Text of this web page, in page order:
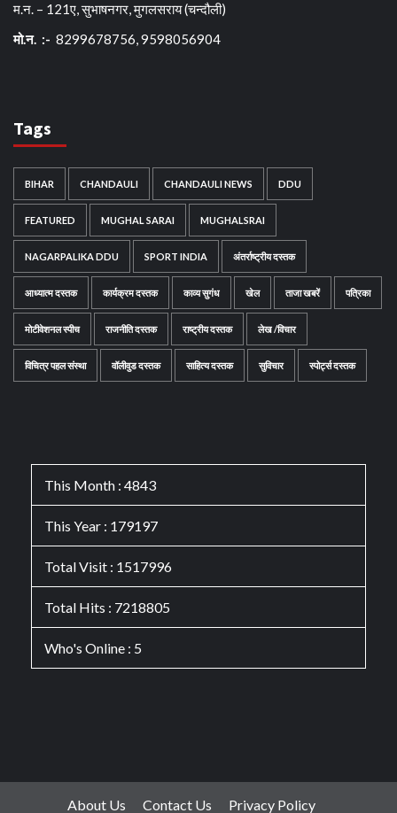
म.न. – 121ए, सुभाषनगर, मुगलसराय (चन्दौली)
मो.न. :- 8299678756, 9598056904
Tags
BIHAR CHANDAULI CHANDAULI NEWS DDU
FEATURED MUGHAL SARAI MUGHALSRAI
NAGARPALIKA DDU SPORT INDIA अंतर्राष्ट्रीय दस्तक
आध्यात्म दस्तक कार्यक्रम दस्तक काव्य सुगंध खेल ताजा खबरें पत्रिका
मोटीवेशनल स्पीच राजनीति दस्तक राष्ट्रीय दस्तक लेख /विचार
विचित्र पहल संस्था वॉलीवुड दस्तक साहित्य दस्तक सुविचार स्पोर्ट्स दस्तक
This Month : 4843
This Year : 179197
Total Visit : 1517996
Total Hits : 7218805
Who's Online : 5
About Us Contact Us Privacy Policy